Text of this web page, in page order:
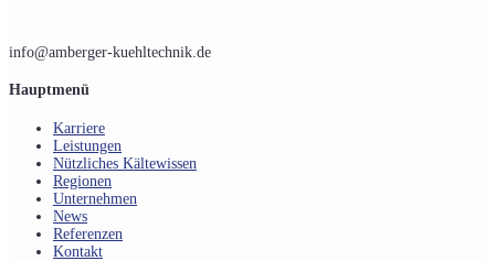
info@amberger-kuehltechnik.de
Hauptmenü
Karriere
Leistungen
Nützliches Kältewissen
Regionen
Unternehmen
News
Referenzen
Kontakt